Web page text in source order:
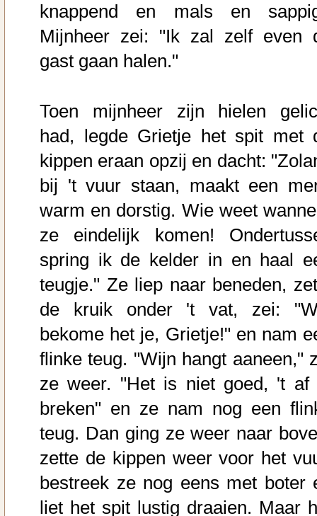
knappend en mals en
Mijnheer zei: "Ik zal zelf even
gast gaan halen."
Toen mijnheer zijn hielen
had, legde Grietje het spit met
kippen eraan opzij en dacht:
bij 't vuur staan, maakt een
warm en dorstig. Wie weet
ze eindelijk komen!
spring ik de kelder in en haal
teugje." Ze liep naar beneden,
de kruik onder 't vat, zei:
bekome het je, Grietje!" en nam
flinke teug. "Wijn hangt aaneen,"
ze weer. "Het is niet goed, 't af
breken" en ze nam nog een
teug. Dan ging ze weer naar
zette de kippen weer voor het
bestreek ze nog eens met boter
liet het spit lustig draaien. Maar